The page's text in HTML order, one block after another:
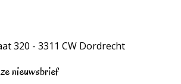
320 - 3311 CW Dordrecht
nieuwsbrief